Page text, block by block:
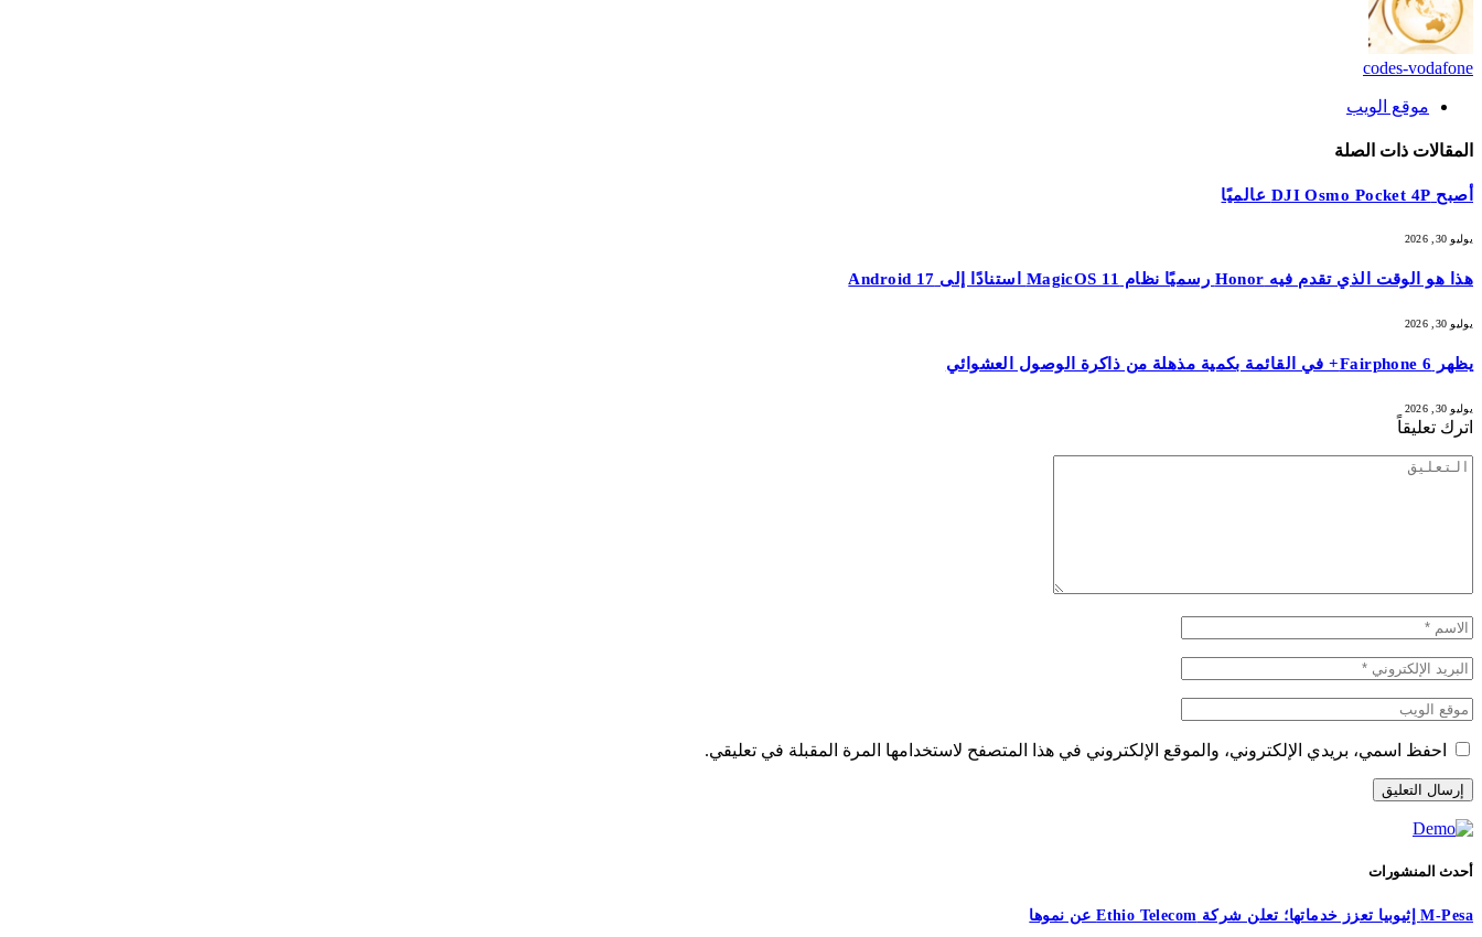
codes-vodafone
موقع الويب
المقالات ذات الصلة
أصبح DJI Osmo Pocket 4P عالميًا
يوليو 30, 2026
هذا هو الوقت الذي تقدم فيه Honor رسميًا نظام MagicOS 11 استنادًا إلى Android 17
يوليو 30, 2026
يظهر Fairphone 6+ في القائمة بكمية مذهلة من ذاكرة الوصول العشوائي
يوليو 30, 2026
اترك تعليقاً
احفظ اسمي، بريدي الإلكتروني، والموقع الإلكتروني في هذا المتصفح لاستخدامها المرة المقبلة في تعليقي.
أحدث المنشورات
M-Pesa إثيوبيا تعزز خدماتها؛ تعلن شركة Ethio Telecom عن نموها